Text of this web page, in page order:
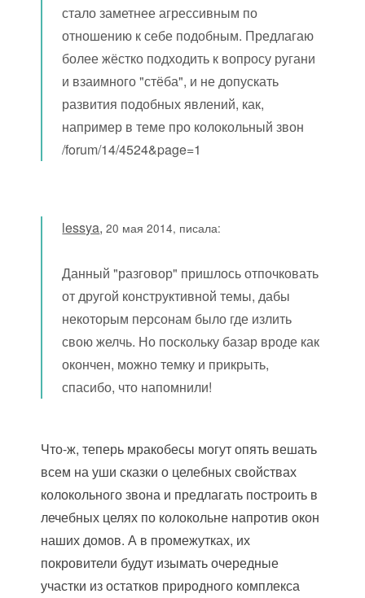
стало заметнее агрессивным по
отношению к себе подобным. Предлагаю
более жёстко подходить к вопросу ругани
и взаимного "стёба", и не допускать
развития подобных явлений, как,
например в теме про колокольный звон
/forum/14/4524&page=1
lessya,20 мая 2014, писала:
Данный "разговор" пришлось отпочковать
от другой конструктивной темы, дабы
некоторым персонам было где излить
свою желчь. Но поскольку базар вроде как
окончен, можно темку и прикрыть,
спасибо, что напомнили!
Что-ж, теперь мракобесы могут опять вешать
всем на уши сказки о целебных свойствах
колокольного звона и предлагать построить в
лечебных целях по колокольне напротив окон
наших домов. А в промежутках, их
покровители будут изымать очередные
участки из остатков природного комплекса